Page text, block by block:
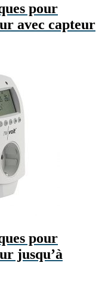
pour
avec capteur
pour
jusqu’à